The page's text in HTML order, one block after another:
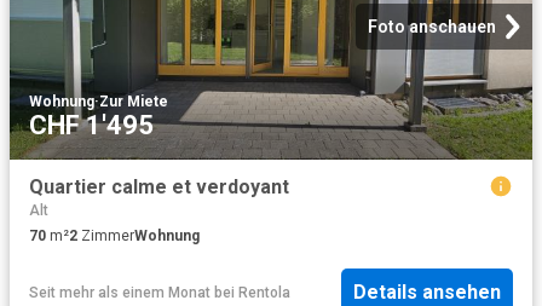
Foto anschauen
Wohnung·Zur Miete
CHF 1'495
Quartier calme et verdoyant
Alt
70 m²2 ZimmerWohnung
Seit mehr als einem Monat bei Rentola Details ansehen